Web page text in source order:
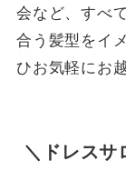
会など、すべ
合う髪型をイ
ひお気軽にお
＼ドレスサ